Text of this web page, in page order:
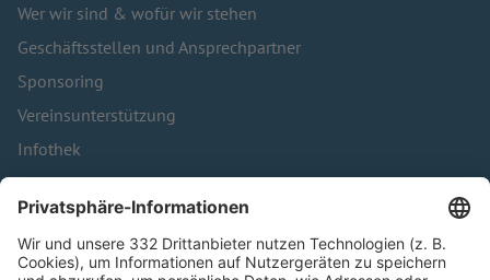
Wer wir sind & wofür wir stehen
Geschäftsstellen und Ansprechpartner
Sponsoring
Vereinsunterstützung
Infothek
Kontakt
HÄUFIG BESUCHTE SEITEN